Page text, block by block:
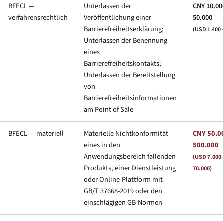
BFECL —
verfahrensrechtlich
Unterlassen der
Veröffentlichung einer
Barrierefreiheitserklärung;
Unterlassen der Benennung
eines
Barrierefreiheitskontakts;
Unterlassen der Bereitstellung
von
Barrierefreiheitsinformationen
am Point of Sale
CNY
50.000
(USD 1.400
BFECL — materiell
Materielle Nichtkonformität
eines in den
Anwendungsbereich fallenden
Produkts, einer Dienstleistung
oder Online-Plattform mit
GB/T 37668-2019 oder den
einschlägigen GB-Normen
CNY
500.000
(USD 7.000
70.000)